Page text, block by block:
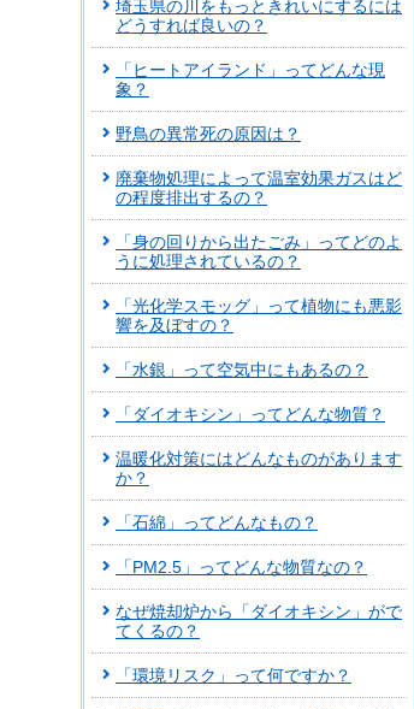
埼玉県の川をもっときれいにするには
どうすれば良いの？
「ヒートアイランド」ってどんな現
象？
野鳥の異常死の原因は？
廃棄物処理によって温室効果ガスはど
の程度排出するの？
「身の回りから出たごみ」ってどのよ
うに処理されているの？
「光化学スモッグ」って植物にも悪影
響を及ぼすの？
「水銀」って空気中にもあるの？
「ダイオキシン」ってどんな物質？
温暖化対策にはどんなものがあります
か？
「石綿」ってどんなもの？
「PM2.5」ってどんな物質なの？
なぜ焼却炉から「ダイオキシン」がで
てくるの？
「環境リスク」って何ですか？